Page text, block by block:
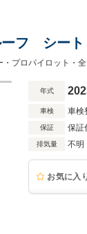
ーフ シート
年式
車検 車検
保証 保証
排気量 不明
お気に入